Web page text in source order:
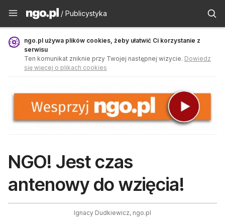
Publicystyka - ngo.pl
/ Publicystyka
ngo.pl używa plików cookies, żeby ułatwić Ci korzystanie z
serwisu
Ten komunikat zniknie przy Twojej następnej wizycie. Dowiedz
się więcej o plikach cookies
NGO! Jest czas
antenowy do wzięcia!
Ignacy Dudkiewicz, ngo.pl